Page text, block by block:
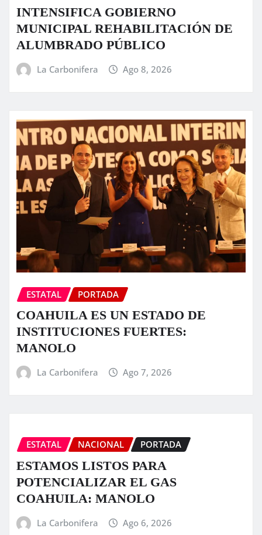
INTENSIFICA GOBIERNO
MUNICIPAL REHABILITACIÓN DE
ALUMBRADO PÚBLICO
La Carbonifera Ago 8, 2026
ESTATAL PORTADA
COAHUILA ES UN ESTADO DE
INSTITUCIONES FUERTES:
MANOLO
La Carbonifera Ago 7, 2026
ESTATAL NACIONAL PORTADA
ESTAMOS LISTOS PARA
POTENCIALIZAR EL GAS
COAHUILA: MANOLO
La Carbonifera Ago 6, 2026